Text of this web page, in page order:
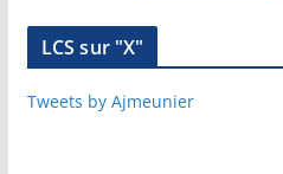
LCS sur "X"
Tweets by Ajmeunier